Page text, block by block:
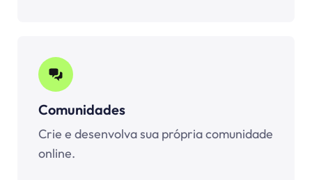
Comunidades
Crie e desenvolva sua própria comunidade
online.